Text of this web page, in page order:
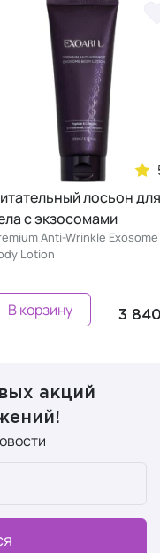
лосьон для
с экзосомами
Anti-Wrinkle Exosome
Lotion
3
В корзину
акций